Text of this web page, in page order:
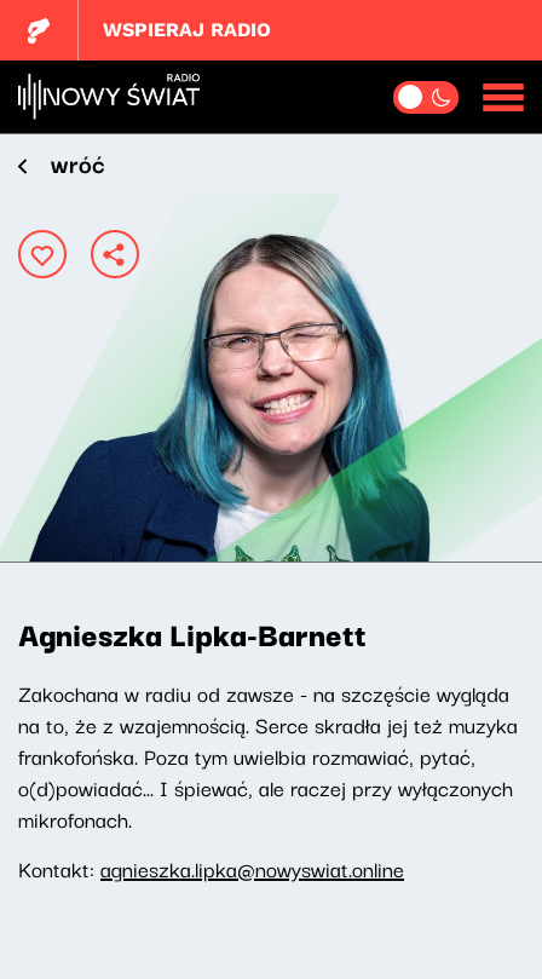
WSPIERAJ RADIO
wróć
Agnieszka Lipka-Barnett
Zakochana w radiu od zawsze - na szczęście wygląda
na to, że z wzajemnością. Serce skradła jej też muzyka
frankofońska. Poza tym uwielbia rozmawiać, pytać,
o(d)powiadać... I śpiewać, ale raczej przy wyłączonych
mikrofonach.
Kontakt: agnieszka.lipka@nowyswiat.online